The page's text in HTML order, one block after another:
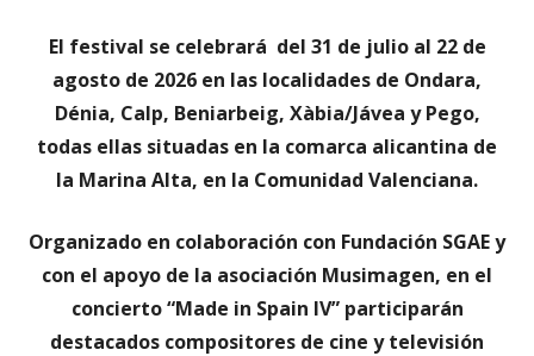
El festival se celebrará del 31 de julio al 22 de
agosto de 2026 en las localidades de Ondara,
Dénia, Calp, Beniarbeig, Xàbia/Jávea y Pego,
todas ellas situadas en la comarca alicantina de
la Marina Alta, en la Comunidad Valenciana.
Organizado en colaboración con Fundación SGAE y
con el apoyo de la asociación Musimagen, en el
concierto “Made in Spain IV” participarán
destacados compositores de cine y televisión